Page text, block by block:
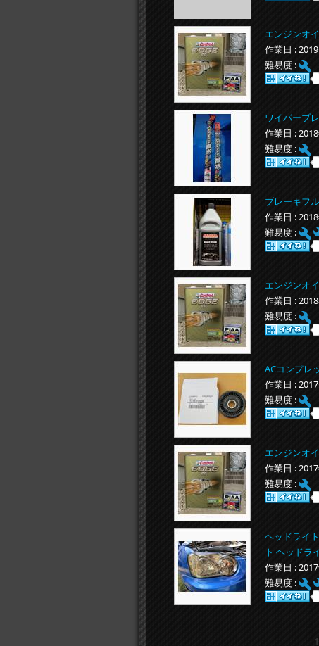
エンジンオ
作業日 :
難易度 :
ワイパーブ
作業日 :
難易度 :
ブレーキフ
作業日 :
難易度 :
エンジンオ
作業日 :
難易度 :
ACコンプレ
作業日 :
難易度 :
エンジンオ
作業日 :
難易度 :
ヘッドライ
ト ヘッドラ
作業日 :
難易度 :
1